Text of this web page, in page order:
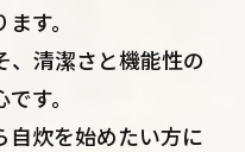
す。
、清潔さと機能性の
す。
自炊を始めたい方に